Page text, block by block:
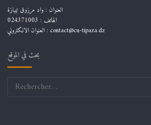
العنوان : واد مرزوق تيبازة
الهاتف : 024371003
العنوان الالكتروني : contact@cu-tipaza.dz
بحث في الموقع